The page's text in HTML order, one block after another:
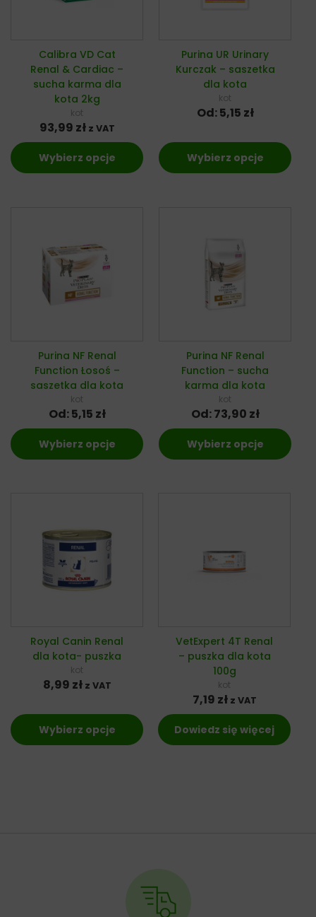
Calibra VD Cat
Renal & Cardiac –
sucha karma dla
kota 2kg
kot
93,99 zł z VAT
Wybierz opcje
Purina UR Urinary
Kurczak – saszetka
dla kota
kot
Od:5,15 zł
Wybierz opcje
Purina NF Renal
Function Łosoś –
saszetka dla kota
kot
Od:5,15 zł
Wybierz opcje
Purina NF Renal
Function – sucha
karma dla kota
kot
Od:73,90 zł
Wybierz opcje
Royal Canin Renal
dla kota- puszka
kot
8,99 zł z VAT
Wybierz opcje
VetExpert 4T Renal
– puszka dla kota
100g
kot
7,19 zł z VAT
Dowiedz się więcej